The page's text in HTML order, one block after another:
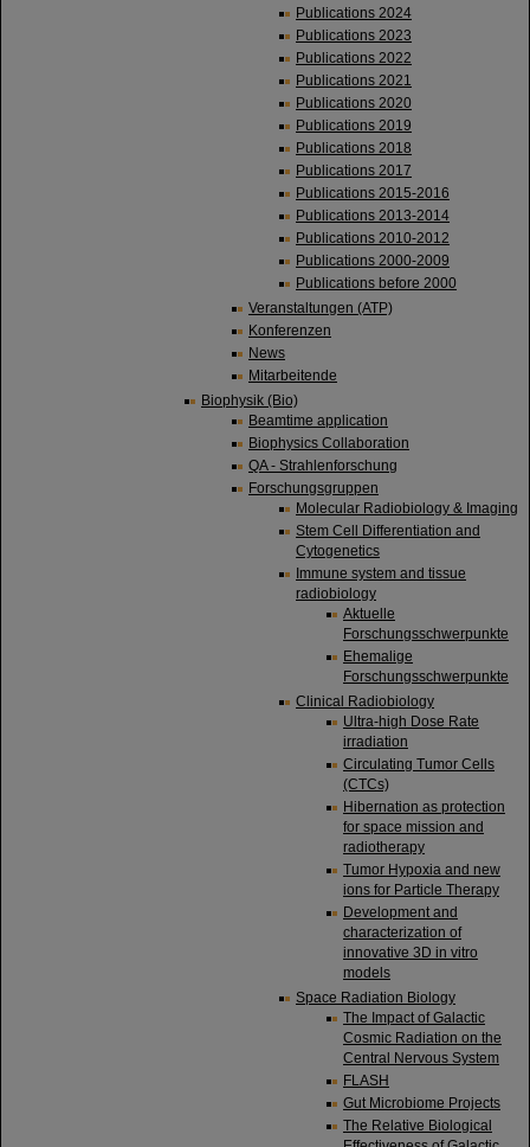
Publications 2024
Publications 2023
Publications 2022
Publications 2021
Publications 2020
Publications 2019
Publications 2018
Publications 2017
Publications 2015-2016
Publications 2013-2014
Publications 2010-2012
Publications 2000-2009
Publications before 2000
Veranstaltungen (ATP)
Konferenzen
News
Mitarbeitende
Biophysik (Bio)
Beamtime application
Biophysics Collaboration
QA - Strahlenforschung
Forschungsgruppen
Molecular Radiobiology & Imaging
Stem Cell Differentiation and
Cytogenetics
Immune system and tissue
radiobiology
Aktuelle
Forschungsschwerpunkte
Ehemalige
Forschungsschwerpunkte
Clinical Radiobiology
Ultra-high Dose Rate
irradiation
Circulating Tumor Cells
(CTCs)
Hibernation as protection
for space mission and
radiotherapy
Tumor Hypoxia and new
ions for Particle Therapy
Development and
characterization of
innovative 3D in vitro
models
Space Radiation Biology
The Impact of Galactic
Cosmic Radiation on the
Central Nervous System
FLASH
Gut Microbiome Projects
The Relative Biological